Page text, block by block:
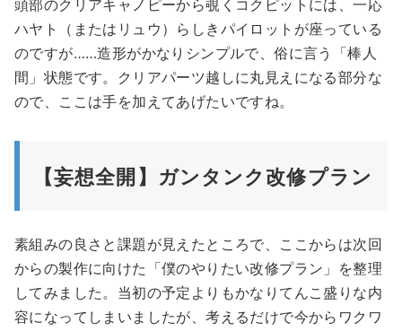
頭部のクリアキャノピーから覗くコクピットには、一応
ハヤト（またはリュウ）らしきパイロットが座っている
のですが……造形がかなりシンプルで、俗に言う「棒人
間」状態です。クリアパーツ越しに丸見えになる部分な
ので、ここは手を加えてあげたいですね。
【妄想全開】ガンタンク改修プラン
素組みの良さと課題が見えたところで、ここからは次回
からの製作に向けた「僕のやりたい改修プラン」を整理
してみました。当初の予定よりもかなりてんこ盛りな内
容になってしまいましたが、考えるだけで今からワクワ